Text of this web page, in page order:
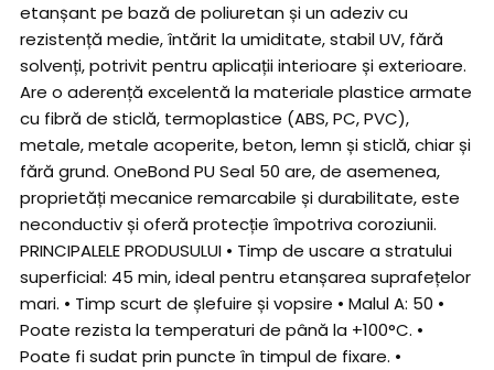
etanșant pe bază de poliuretan și un adeziv cu
rezistență medie, întărit la umiditate, stabil UV, fără
solvenți, potrivit pentru aplicații interioare și exterioare.
Are o aderență excelentă la materiale plastice armate
cu fibră de sticlă, termoplastice (ABS, PC, PVC),
metale, metale acoperite, beton, lemn și sticlă, chiar și
fără grund. OneBond PU Seal 50 are, de asemenea,
proprietăți mecanice remarcabile și durabilitate, este
neconductiv și oferă protecție împotriva coroziunii.
PRINCIPALELE PRODUSULUI • Timp de uscare a stratului
superficial: 45 min, ideal pentru etanșarea suprafețelor
mari. • Timp scurt de șlefuire și vopsire • Malul A: 50 •
Poate rezista la temperaturi de până la +100°C. •
Poate fi sudat prin puncte în timpul de fixare. •